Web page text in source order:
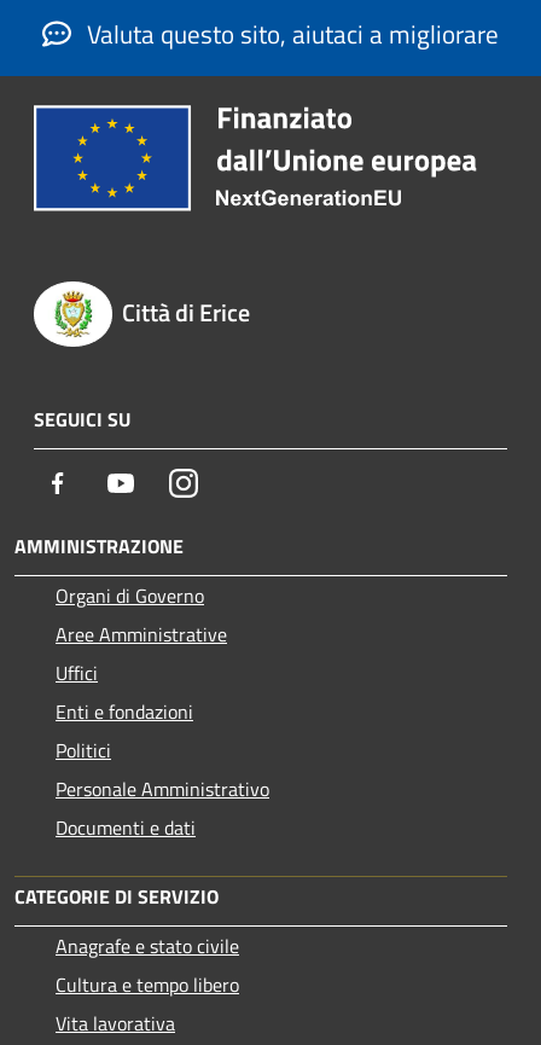
Valuta questo sito, aiutaci a migliorare
Città di Erice
SEGUICI SU
Facebook YoutubeInstagram
AMMINISTRAZIONE
Organi di Governo
Aree Amministrative
Uffici
Enti e fondazioni
Politici
Personale Amministrativo
Documenti e dati
CATEGORIE DI SERVIZIO
Anagrafe e stato civile
Cultura e tempo libero
Vita lavorativa